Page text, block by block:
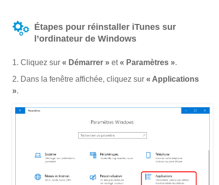
Étapes pour réinstaller iTunes sur
l’ordinateur de Windows
1. Cliquez sur « Démarrer » et« Paramètres ».
2. Dans la fenêtre affichée, cliquez sur « Applications
».